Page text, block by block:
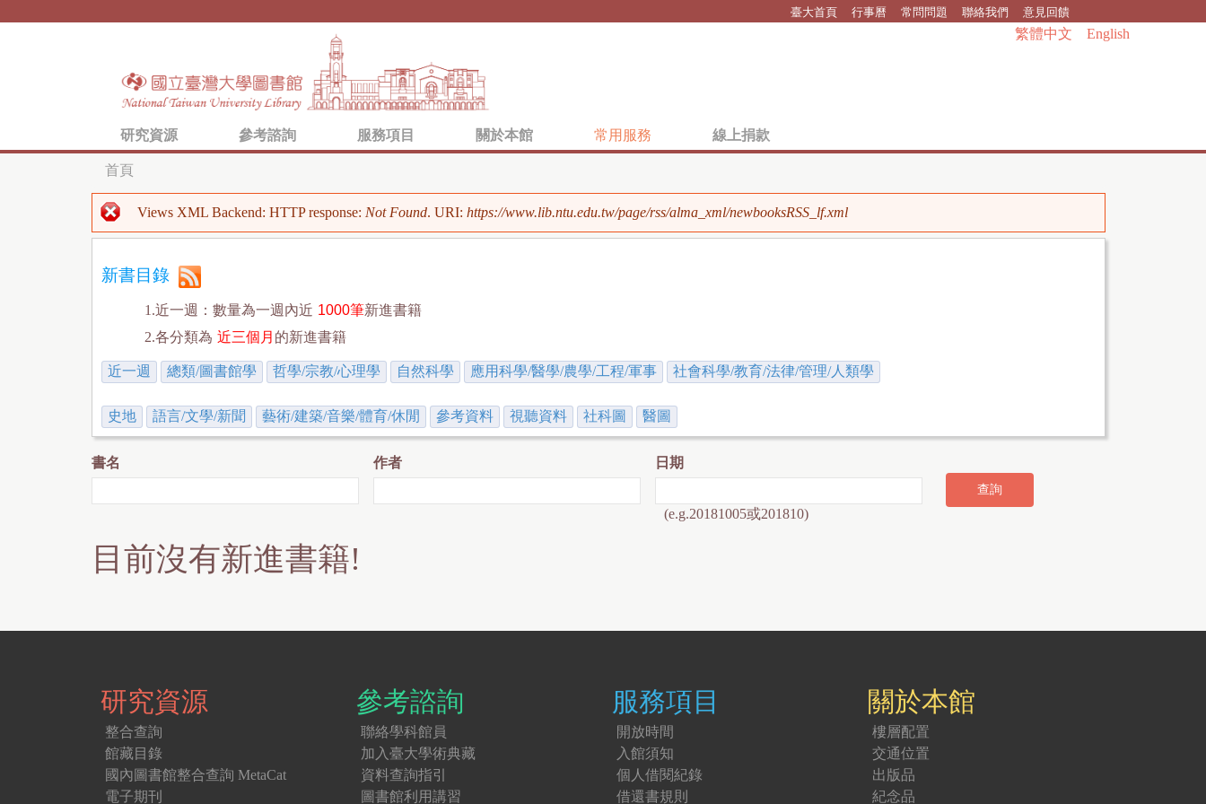
臺大首頁 行事曆 常問問題 聯絡我們 意見回饋
繁體中文 English
研究資源 參考諮詢 服務項目 關於本館 常用服務 線上捐款
您
在
裡
首頁
錯
誤
息
Views XML Backend: HTTP response: Not Found. URI: https://www.lib.ntu.edu.tw/page/rss/alma_xml/newbooksRSS_lf.xml
新書目錄
1.近一週：數量為一週內近 1000筆新進書籍
2.各分類為 近三個月 的新進書籍
近一週 總類/圖書館學 哲學/宗教/心理學 自然科學 應用科學/醫學/農學/工程/軍事 社會科學/教育/法律/管理/人類學
史地 語言/文學/新聞 藝術/建築/音樂/體育/休閒 參考資料 視聽資料 社科圖 醫圖
書名 作者 日期
(e.g.20181005或201810)
目前沒有新進書籍!
研究資源
整合查詢
館藏目錄
國內圖書館整合查詢 MetaCat
電子期刊
參考諮詢
聯絡學科館員
加入臺大學術典藏
資料查詢指引
圖書館利用講習
服務項目
開放時間
入館須知
個人借閱紀錄
借還書規則
關於本館
樓層配置
交通位置
出版品
紀念品